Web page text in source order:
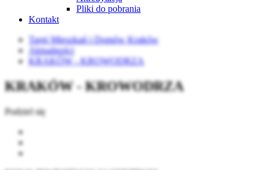
Pliki do pobrania
Kontakt
Targi Mieszkań i Domów Kraków
Aktualności
KRAKÓW - KROWODRZA
KRAKÓW - KROWODRZA
Podziel się